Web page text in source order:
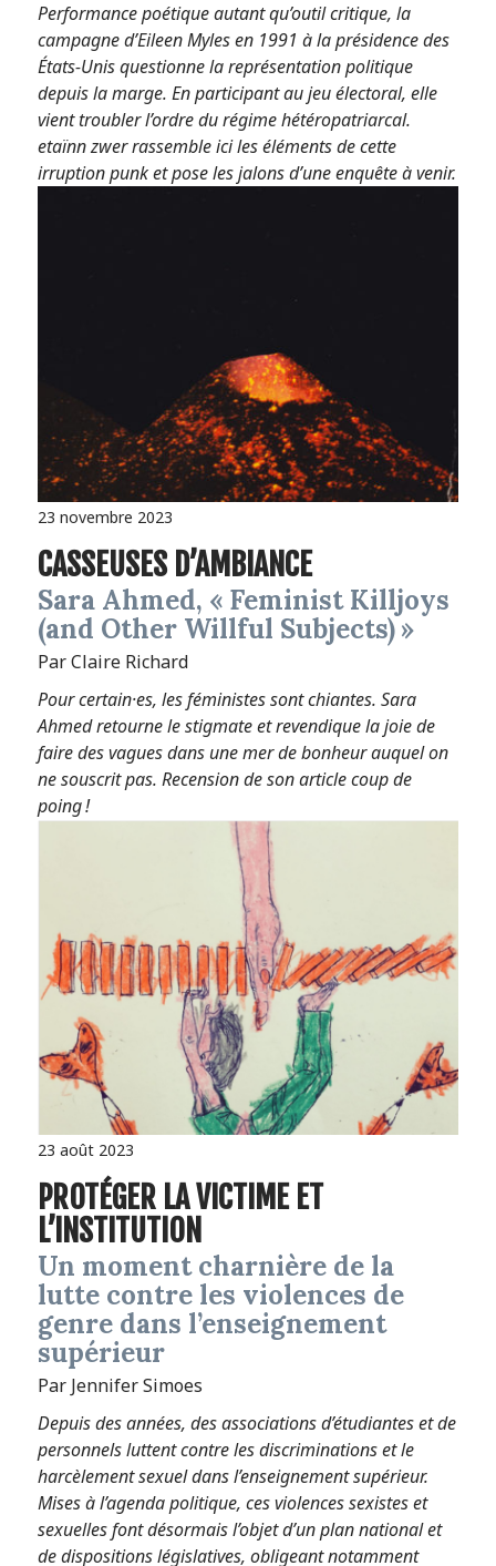
Performance poétique autant qu’outil critique, la
campagne d’Eileen Myles en 1991 à la présidence des
États-Unis questionne la représentation politique
depuis la marge. En participant au jeu électoral, elle
vient troubler l’ordre du régime hétéropatriarcal.
etaïnn zwer rassemble ici les éléments de cette
irruption punk et pose les jalons d’une enquête à venir.
23 novembre 2023
CASSEUSES D’AMBIANCE
Sara Ahmed, « Feminist Killjoys
(and Other Willful Subjects) »
Par Claire Richard
Pour certain·es, les féministes sont chiantes. Sara
Ahmed retourne le stigmate et revendique la joie de
faire des vagues dans une mer de bonheur auquel on
ne souscrit pas. Recension de son article coup de
poing !
23 août 2023
PROTÉGER LA VICTIME ET
L’INSTITUTION
Un moment charnière de la
lutte contre les violences de
genre dans l’enseignement
supérieur
Par Jennifer Simoes
Depuis des années, des associations d’étudiantes et de
personnels luttent contre les discriminations et le
harcèlement sexuel dans l’enseignement supérieur.
Mises à l’agenda politique, ces violences sexistes et
sexuelles font désormais l’objet d’un plan national et
de dispositions législatives, obligeant notamment